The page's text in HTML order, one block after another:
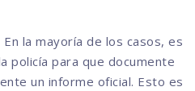
En la mayoría de los casos, es
policía para que documente
un informe oficial. Esto es